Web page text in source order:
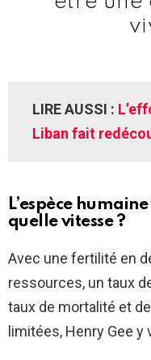
LIRE AUSSI :
Liban fait
L’espèce
quelle vitesse ?
Avec une fertilité en
ressources, un taux
taux de mortalité et
limitées, Henry Gee